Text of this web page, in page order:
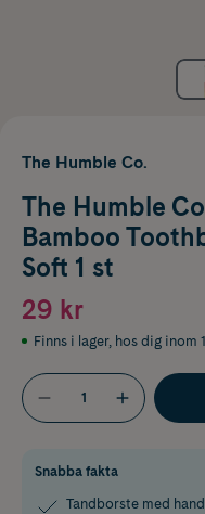
The Humble Co.
The Humble
Bamboo
Soft 1 st
29 kr
Finns i lager, hos dig inom
Snabba fakta
Tandborste med